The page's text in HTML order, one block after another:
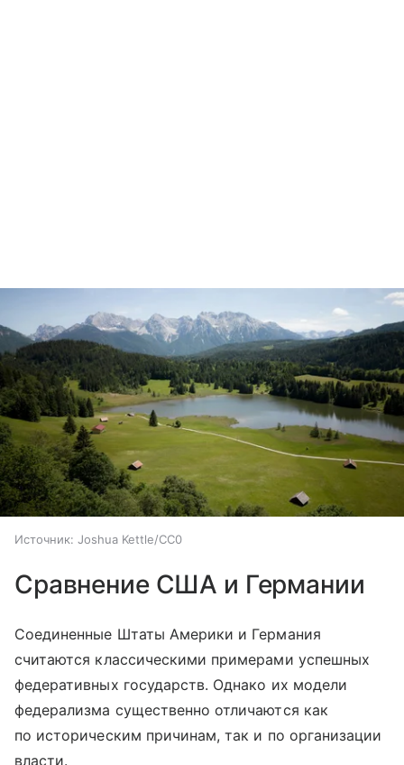
Источник: Joshua Kettle/CC0
Сравнение США и Германии
Соединенные Штаты Америки и Германия
считаются классическими примерами успешных
федеративных государств. Однако их модели
федерализма существенно отличаются как
по историческим причинам, так и по организации
власти.